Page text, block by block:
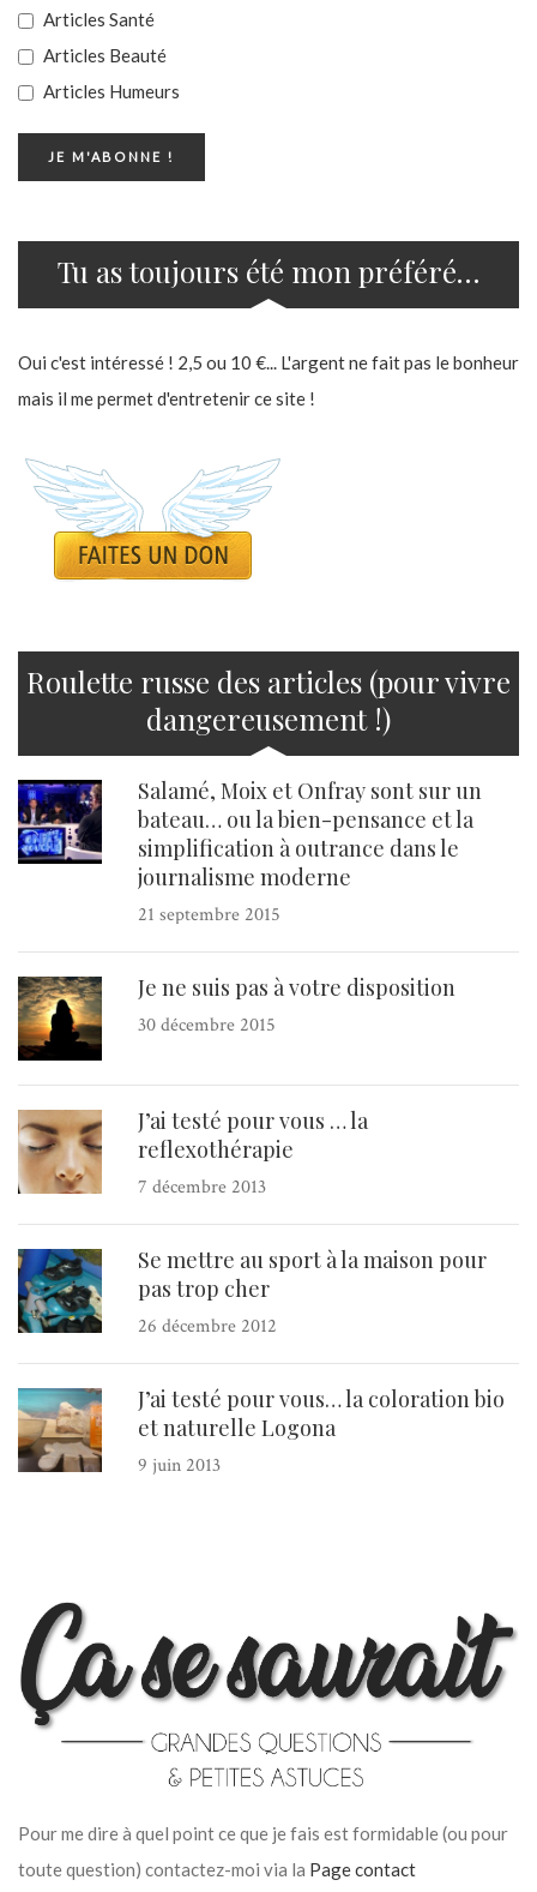
Articles Santé
Articles Beauté
Articles Humeurs
Tu as toujours été mon préféré…
Oui c'est intéressé ! 2,5 ou 10 €... L'argent ne fait pas le bonheur
mais il me permet d'entretenir ce site !
Roulette russe des articles (pour vivre
dangereusement !)
Salamé, Moix et Onfray sont sur un
bateau… ou la bien-pensance et la
simplification à outrance dans le
journalisme moderne
21 septembre 2015
Je ne suis pas à votre disposition
30 décembre 2015
J’ai testé pour vous … la
reflexothérapie
7 décembre 2013
Se mettre au sport à la maison pour
pas trop cher
26 décembre 2012
J’ai testé pour vous… la coloration bio
et naturelle Logona
9 juin 2013
Pour me dire à quel point ce que je fais est formidable (ou pour
toute question) contactez-moi via la Page contact